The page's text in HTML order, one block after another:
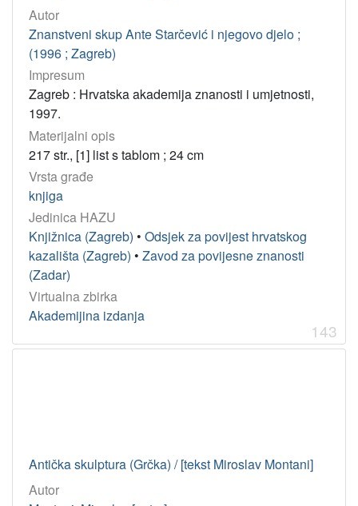
Autor
Znanstveni skup Ante Starčević i njegovo djelo ;
(1996 ; Zagreb)
Impresum
Zagreb : Hrvatska akademija znanosti i umjetnosti,
1997.
Materijalni opis
217 str., [1] list s tablom ; 24 cm
Vrsta građe
knjiga
Jedinica HAZU
Knjižnica (Zagreb) • Odsjek za povijest hrvatskog
kazališta (Zagreb) • Zavod za povijesne znanosti
(Zadar)
Virtualna zbirka
Akademijina izdanja
143
Antička skulptura (Grčka) / [tekst Miroslav Montani]
Autor